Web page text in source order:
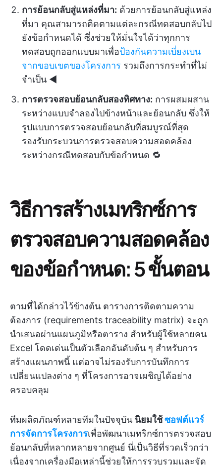
การย้อนกลับสู่แหล่งที่มา: ด้วยการย้อนกลับสู่แหล่ง
ที่มา คุณสามารถติดตามแต่ละกรณีทดสอบกลับไป
ยังข้อกำหนดได้ ซึ่งช่วยให้มั่นใจได้ว่าทุกการ
ทดสอบถูกออกแบบมาเพื่อป้องกันความเบี่ยงเบน
จากขอบเขตของโครงการ รวมถึงการกระทำที่ไม่
จำเป็น ◀️
การตรวจสอบย้อนกลับสองทิศทาง: การผสมผสาน
ระหว่างแบบจำลองไปข้างหน้าและย้อนกลับ ซึ่งให้
รูปแบบการตรวจสอบย้อนกลับที่สมบูรณ์ที่สุด
รองรับกระบวนการตรวจสอบความสอดคล้อง
ระหว่างกรณีทดสอบกับข้อกำหนด 🔁
วิธีการสร้างเมทริกซ์การ
ตรวจสอบความสอดคล้อง
ของข้อกำหนด: 5 ขั้นตอน
ตามที่ได้กล่าวไว้ข้างต้น ตารางการติดตามความ
ต้องการ (requirements traceability matrix) จะถูก
นำเสนอผ่านแผนภูมิหรือตาราง สำหรับผู้ใช้หลายคน
Excel โดดเด่นเป็นตัวเลือกอันดับต้น ๆ สำหรับการ
สร้างแผนภาพนี้ แต่อาจไม่รองรับการบันทึกการ
เปลี่ยนแปลงต่าง ๆ ที่โครงการอาจเผชิญได้อย่าง
ครอบคลุม
ทีมผลิตภัณฑ์หลายทีมในปัจจุบัน นิยมใช้ซอฟต์แวร์
การจัดการโครงการเพื่อพัฒนาเมทริกซ์การตรวจสอบ
ย้อนกลับที่หลากหลายจากศูนย์ นี่เป็นวิธีที่รวดเร็วกว่า
เนื่องจากเครื่องมือเหล่านี้ช่วยให้การรวบรวมและจัด